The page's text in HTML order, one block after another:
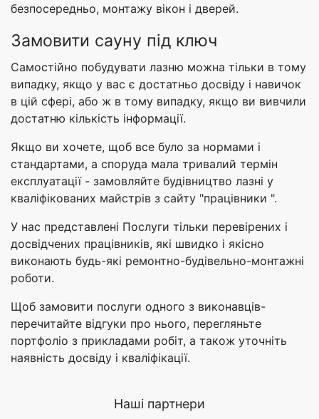
безпосередньо, монтажу вікон і дверей.
Замовити сауну під ключ
Самостійно побудувати лазню можна тільки в тому
випадку, якщо у вас є достатньо досвіду і навичок
в цій сфері, або ж в тому випадку, якщо ви вивчили
достатню кількість інформації.
Якщо ви хочете, щоб все було за нормами і
стандартами, а споруда мала тривалий термін
експлуатації - замовляйте будівництво лазні у
кваліфікованих майстрів з сайту "працівники ".
У нас представлені Послуги тільки перевірених і
досвідчених працівників, які швидко і якісно
виконають будь-які ремонтно-будівельно-монтажні
роботи.
Щоб замовити послуги одного з виконавців-
перечитайте відгуки про нього, перегляньте
портфоліо з прикладами робіт, а також уточніть
наявність досвіду і кваліфікації.
Наші партнери